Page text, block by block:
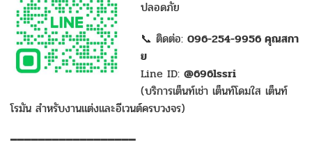
ปลอดภัย
📞 ติดต่อ: 096-254-9956 คุณสกา
ย
Line ID: @696lssri
(บริการเต็นท์เช่า เต็นท์โดมใส เต็นท์
โรมัน สำหรับงานแต่งและอีเวนต์ครบวงจร)
━━━━━━━━━━━━━━━━━━